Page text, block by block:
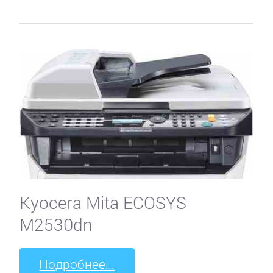
Kyocera Mita ECOSYS
M2530dn
Подробнее...